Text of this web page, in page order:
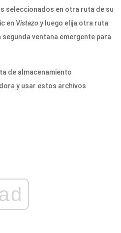
seleccionados en otra ruta de su
en Vistazo y luego elija otra ruta
ventana emergente para
de almacenamiento
y usar estos archivos
ad